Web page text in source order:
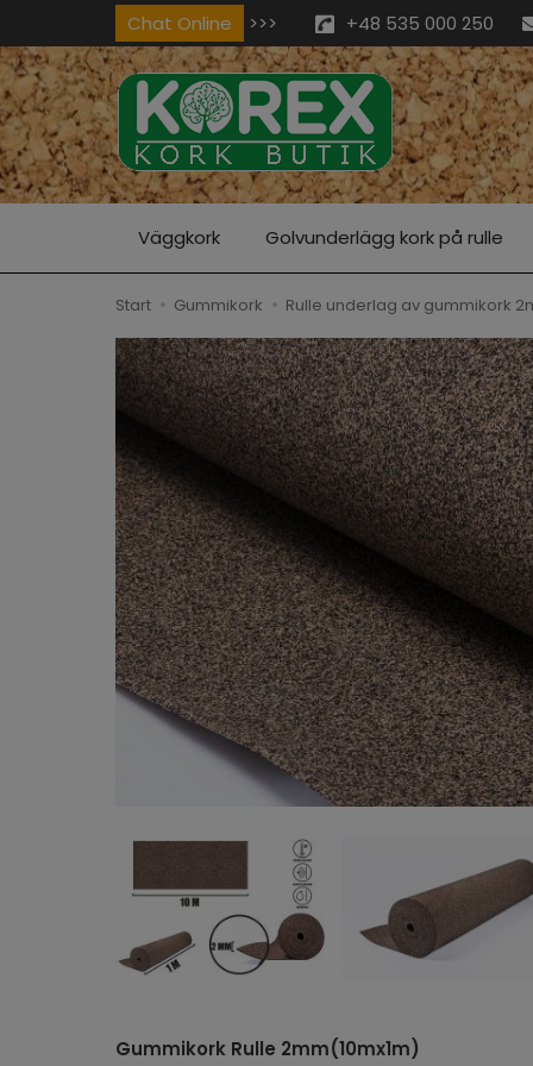
Chat Online >>> +48 535 000 250
Väggkork Golvunderlägg kork på rulle
Start Gummikork Rulle underlag av gummikork
Gummikork Rulle 2mm(10mx1m)